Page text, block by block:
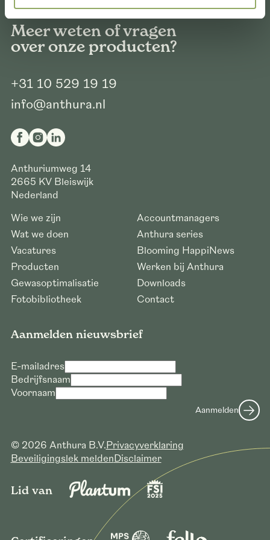
Meer weten of vragen
over onze producten?
+31 10 529 19 19
info@anthura.nl
Anthuriumweg 14
2665 KV Bleiswijk
Nederland
Wie we zijn
Wat we doen
Vacatures
Producten
Gewasoptimalisatie
Fotobibliotheek
Accountmanagers
Anthura series
Blooming HappiNews
Werken bij Anthura
Downloads
Contact
Aanmelden nieuwsbrief
E-mailadres
Bedrijfsnaam
Voornaam
Aanmelden
© 2026 Anthura B.V.Privacyverklaring
Beveiligingslek meldenDisclaimer
Lid van